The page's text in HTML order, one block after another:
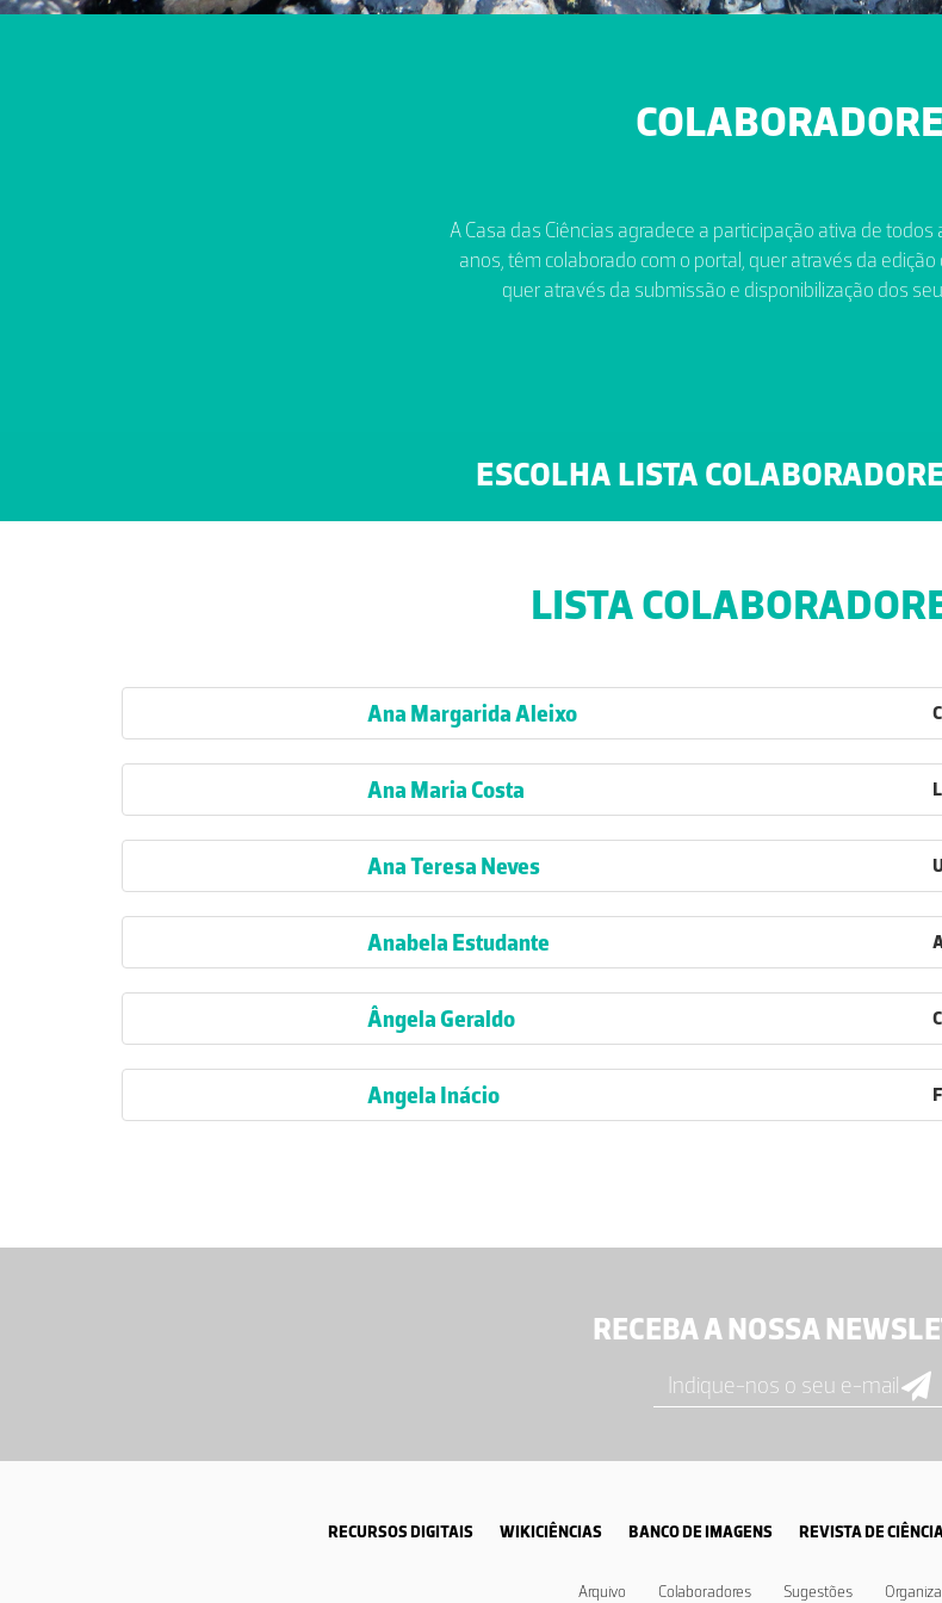
A Casa das Ciências agradece a participação ativa de
anos, têm colaborado com o portal, quer através da edição
quer através da submissão e disponibilização dos
ESCOLHA LISTA
LISTA
Ana Margarida Aleixo
Ana Maria Costa
Ana Teresa Neves
Anabela Estudante
Ângela Geraldo
Angela Inácio
RECEBA A NOSSA
RECURSOS DIGITAIS WIKICIÊNCIAS BANCO DE IMAGENS REVISTA DE
Arquivo Colaboradores Sugestões